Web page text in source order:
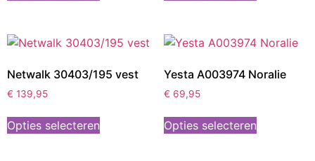
Netwalk 30403/195 vest
€ 139,95
Opties selecteren
Yesta A003974 Noralie
€ 69,95
Opties selecteren